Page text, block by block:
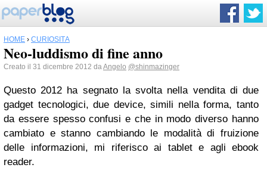
HOME › CURIOSITÀ
Neo-luddismo di fine anno
Creato il 31 dicembre 2012 daAngelo @shinmazinger
Questo 2012 ha segnato la svolta nella vendita di due
gadget tecnologici, due device, simili nella forma, tanto
da essere spesso confusi e che in modo diverso hanno
cambiato e stanno cambiando le modalità di fruizione
delle informazioni, mi riferisco ai tablet e agli ebook
reader.